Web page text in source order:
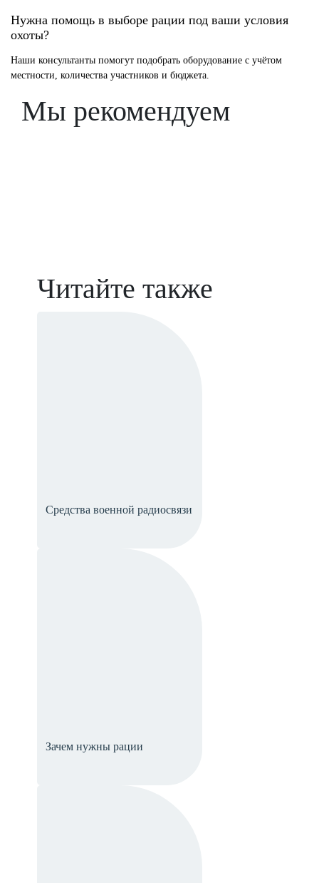
Нужна помощь в выборе рации под ваши условия
охоты?
Наши консультанты помогут подобрать оборудование с учётом
местности, количества участников и бюджета.
Мы рекомендуем
Читайте также
Средства военной радиосвязи
Зачем нужны рации